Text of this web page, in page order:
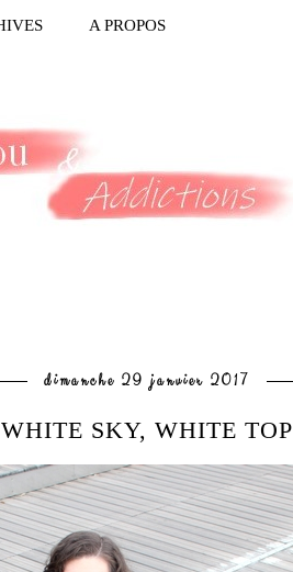
A PROPOS
dimanche 29 janvier 2017
WHITE SKY, WHITE TOP